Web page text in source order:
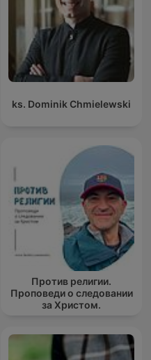
ks. Dominik Chmielewski
Против религии.
Проповеди о следовании
за Христом.